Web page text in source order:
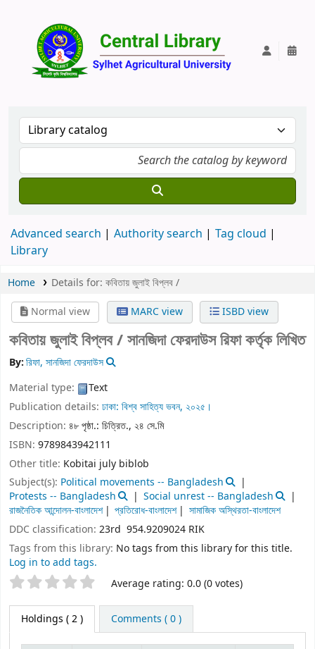
Advanced search Authority search
Tag cloud
Library
Home Details for: কবিতায় জুলাই বিপ্লব /
Normal view
MARC view ISBD view
কবিতায় জুলাই বিপ্লব /সানজিদা ফেরদাউস রিফা কর্তৃক লিখিত
By:রিফা, সানজিদা ফেরদাউস
Material type:
Text
Publication details: ঢাকা: বিশ্ব সাহিত্য ভবন, ২০২৫।
Description: ৪৮ পৃষ্ঠা.: চিত্রিত., ২৪ সে.মি
ISBN: 9789843942111
Other title: Kobitai july biblob
Subject(s): Political movements -- Bangladesh
Protests -- Bangladesh
Social unrest -- Bangladesh
রাজনৈতিক আন্দোলন-বাংলাদেশ
প্রতিরোধ-বাংলাদেশ
সামাজিক অস্থিরতা-বাংলাদেশ
DDC classification: 23rd 954.9209024 RIK
Tags from this library: No tags from this library for this title.
Log in to add tags.
Star ratings Average rating: 0.0 (0 votes)
Holdings ( 2 ) Comments ( 0 )